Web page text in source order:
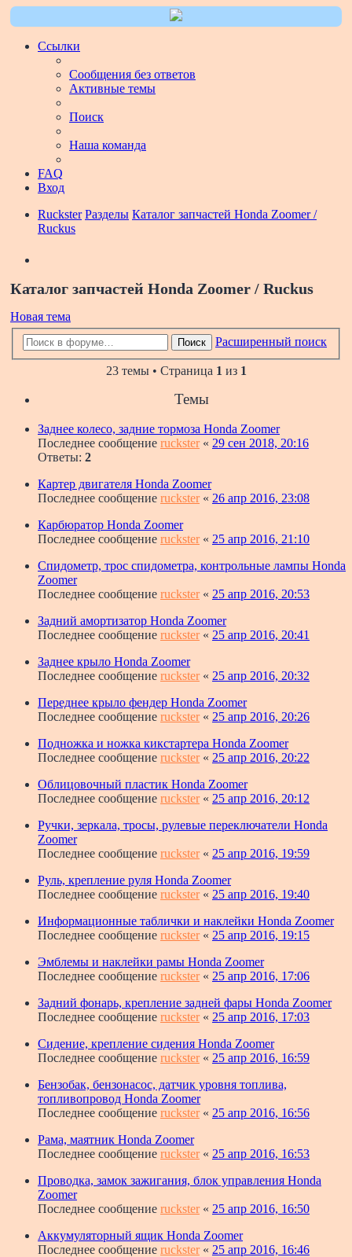
Ссылки
Сообщения без ответов
Активные темы
Поиск
Наша команда
FAQ
Вход
Ruckster Разделы Каталог запчастей Honda Zoomer /
Ruckus
Каталог запчастей Honda Zoomer / Ruckus
Новая тема
Поиск Расширенный поиск
23 темы • Страница 1 из 1
Темы
Заднее колесо, задние тормоза Honda Zoomer
Последнее сообщение ruckster« 29 сен 2018, 20:16
Ответы: 2
Картер двигателя Honda Zoomer
Последнее сообщение ruckster« 26 апр 2016, 23:08
Карбюратор Honda Zoomer
Последнее сообщение ruckster« 25 апр 2016, 21:10
Спидометр, трос спидометра, контрольные лампы Honda
Zoomer
Последнее сообщение ruckster« 25 апр 2016, 20:53
Задний амортизатор Honda Zoomer
Последнее сообщение ruckster« 25 апр 2016, 20:41
Заднее крыло Honda Zoomer
Последнее сообщение ruckster« 25 апр 2016, 20:32
Переднее крыло фендер Honda Zoomer
Последнее сообщение ruckster« 25 апр 2016, 20:26
Подножка и ножка кикстартера Honda Zoomer
Последнее сообщение ruckster« 25 апр 2016, 20:22
Облицовочный пластик Honda Zoomer
Последнее сообщение ruckster« 25 апр 2016, 20:12
Ручки, зеркала, тросы, рулевые переключатели Honda
Zoomer
Последнее сообщение ruckster« 25 апр 2016, 19:59
Руль, крепление руля Honda Zoomer
Последнее сообщение ruckster« 25 апр 2016, 19:40
Информационные таблички и наклейки Honda Zoomer
Последнее сообщение ruckster« 25 апр 2016, 19:15
Эмблемы и наклейки рамы Honda Zoomer
Последнее сообщение ruckster« 25 апр 2016, 17:06
Задний фонарь, крепление задней фары Honda Zoomer
Последнее сообщение ruckster« 25 апр 2016, 17:03
Сидение, крепление сидения Honda Zoomer
Последнее сообщение ruckster« 25 апр 2016, 16:59
Бензобак, бензонасос, датчик уровня топлива,
топливопровод Honda Zoomer
Последнее сообщение ruckster« 25 апр 2016, 16:56
Рама, маятник Honda Zoomer
Последнее сообщение ruckster« 25 апр 2016, 16:53
Проводка, замок зажигания, блок управления Honda
Zoomer
Последнее сообщение ruckster« 25 апр 2016, 16:50
Аккумуляторный ящик Honda Zoomer
Последнее сообщение ruckster« 25 апр 2016, 16:46